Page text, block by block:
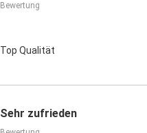
Bewertung
Top Qualität
Sehr zufrieden